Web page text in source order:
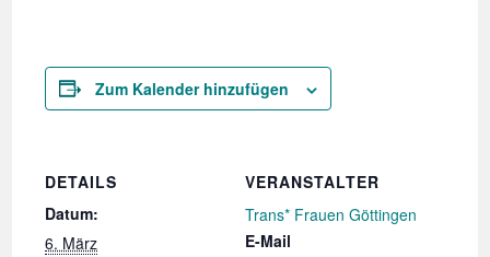
Zum Kalender hinzufügen
DETAILS
Datum:
6. März
VERANSTALTER
Trans* Frauen Göttingen
E-Mail